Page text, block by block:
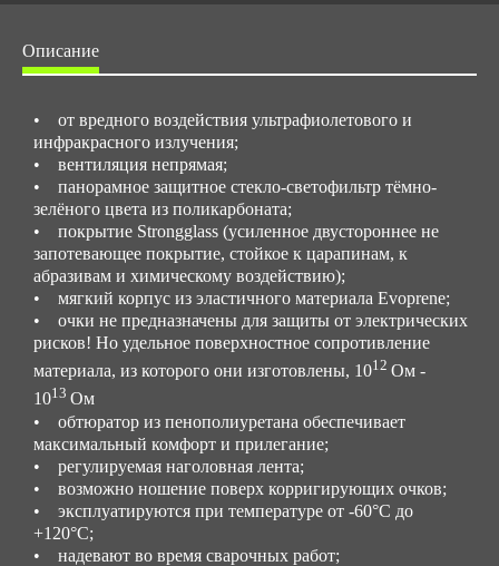
Вес упаковки,кг
Описание
• от вредного воздействия ультрафиолетового и
инфракрасного излучения;
• вентиляция непрямая;
• панорамное защитное стекло-светофильтр тёмно-
зелёного цвета из поликарбоната;
• покрытие Strongglass (усиленное двустороннее не
запотевающее покрытие, стойкое к царапинам, к
абразивам и химическому воздействию);
• мягкий корпус из эластичного материала Evoprene;
• очки не предназначены для защиты от электрических
рисков! Но удельное поверхностное сопротивление
материала, из которого они изготовлены, 1012 Ом -
1013 Ом
• обтюратор из пенополиуретана обеспечивает
максимальный комфорт и прилегание;
• регулируемая наголовная лента;
• возможно ношение поверх корригирующих очков;
• эксплуатируются при температуре от -60°С до
+120°С;
• надевают во время сварочных работ;